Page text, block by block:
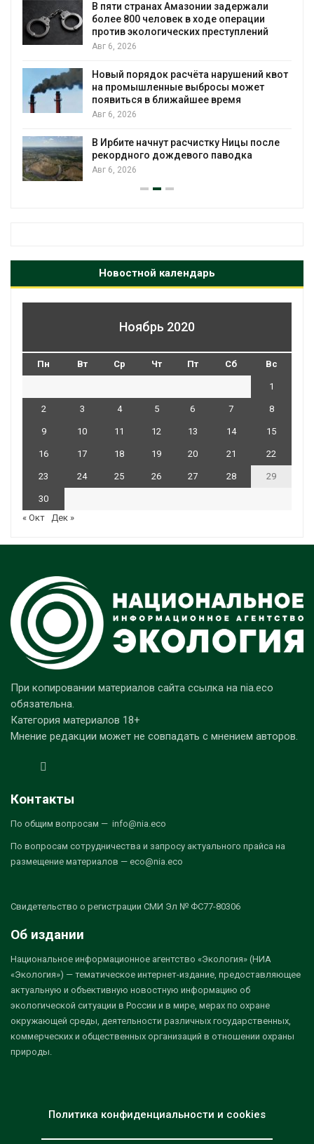
В пяти странах Амазонии задержали
более 800 человек в ходе операции
против экологических преступлений
Авг 6, 2026
Новый порядок расчёта нарушений квот
на промышленные выбросы может
появиться в ближайшее время
Авг 6, 2026
В Ирбите начнут расчистку Ницы после
рекордного дождевого паводка
Авг 6, 2026
Новостной календарь
Ноябрь 2020
Пн Вт Ср Чт Пт Сб Вс
1
2 3 4 5 6 7 8
9 10 11 12 13 14 15
16 17 18 19 20 21 22
23 24 25 26 27 28 29
30
« Окт
Дек »
При копировании материалов сайта ссылка на nia.eco
обязательна.
Категория материалов 18+
Мнение редакции может не совпадать с мнением авторов.
Контакты
По общим вопросам — info@nia.eco
По вопросам сотрудничества и запросу актуального прайса на
размещение материалов — eco@nia.eco
Свидетельство о регистрации СМИ Эл № ФС77-80306
Об издании
Национальное информационное агентство «Экология» (НИА
«Экология») — тематическое интернет-издание, предоставляющее
актуальную и объективную новостную информацию об
экологической ситуации в России и в мире, мерах по охране
окружающей среды, деятельности различных государственных,
коммерческих и общественных организаций в отношении охраны
природы.
Политика конфиденциальности и cookies